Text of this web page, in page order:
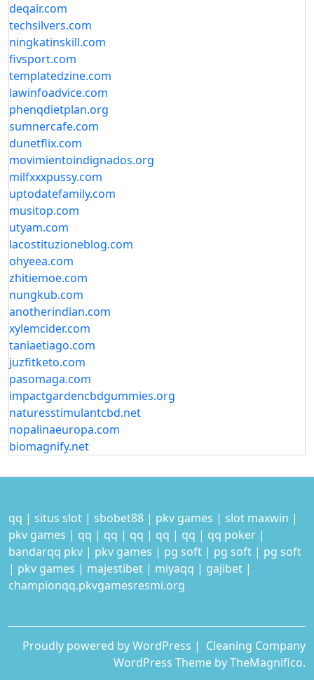
deqair.com
techsilvers.com
ningkatinskill.com
fivsport.com
templatedzine.com
lawinfoadvice.com
phenqdietplan.org
sumnercafe.com
dunetflix.com
movimientoindignados.org
milfxxxpussy.com
uptodatefamily.com
musitop.com
utyam.com
lacostituzioneblog.com
ohyeea.com
zhitiemoe.com
nungkub.com
anotherindian.com
xylemcider.com
taniaetiago.com
juzfitketo.com
pasomaga.com
impactgardencbdgummies.org
naturesstimulantcbd.net
nopalinaeuropa.com
biomagnify.net
qq | situs slot | sbobet88 | pkv games | slot maxwin |
pkv games | qq | qq | qq | qq | qq | qq poker |
bandarqq pkv | pkv games | pg soft | pg soft | pg soft
| pkv games | majestibet | miyaqq | gajibet |
championqq.pkvgamesresmi.org
Proudly powered by WordPress | Cleaning Company
WordPress Theme by TheMagnifico.